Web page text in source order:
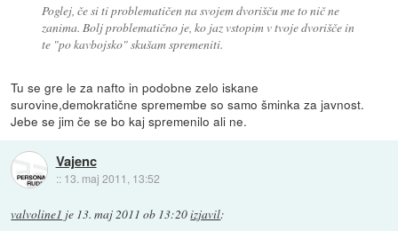
Poglej, če si ti problematičen na svojem dvorišču me to nič ne
zanima. Bolj problematično je, ko jaz vstopim v tvoje dvorišče in
te "po kavbojsko" skušam spremeniti.
Tu se gre le za nafto in podobne zelo iskane
surovine,demokratične spremembe so samo šminka za javnost.
Jebe se jim če se bo kaj spremenilo ali ne.
Vajenc
:: 13. maj 2011, 13:52
valvoline1 je 13. maj 2011 ob 13:20izjavil: